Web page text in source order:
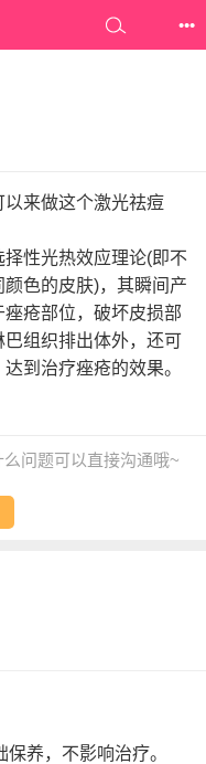
•••
来做这个激光祛痘
性光热效应理论(即不
色的皮肤)，其瞬间产
疮部位，破坏皮损部
组织排出体外，还可
到治疗痤疮的效果。
问题可以直接沟通哦~
养，不影响治疗。